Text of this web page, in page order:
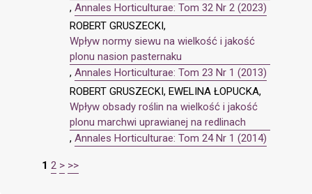
, Annales Horticulturae: Tom 32 Nr 2 (2023)
ROBERT GRUSZECKI,
Wpływ normy siewu na wielkość i jakość
plonu nasion pasternaku
, Annales Horticulturae: Tom 23 Nr 1 (2013)
ROBERT GRUSZECKI, EWELINA ŁOPUCKA,
Wpływ obsady roślin na wielkość i jakość
plonu marchwi uprawianej na redlinach
, Annales Horticulturae: Tom 24 Nr 1 (2014)
1 2 > >>